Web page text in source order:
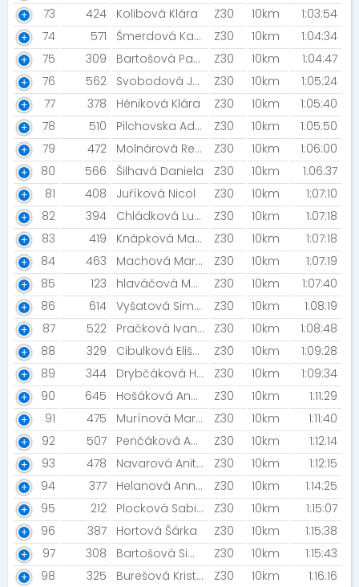
73
424 Kolibová Klára Z30 10km
1:03:54
74
571 Šmerdová Kateřina Z30 10km
1:04:34
75
309 Bartošová Pavlína Z30 10km
1:04:47
76
562 Svobodová Jana Z30 10km
1:05:24
77
378 Héniková Klára Z30 10km
1:05:40
78
510 Pilchovska Adela Z30 10km
1:05:50
79
472 Molnárová Rebeka Z30 10km
1:06:00
80
566 Šilhavá Daniela Z30 10km
1:06:37
81
408 Juříková Nicol Z30 10km
1:07:10
82
394 Chládková Lucie Z30 10km
1:07:18
83
419 Knápková Marie Z30 10km
1:07:18
84
463 Machová Markéta Z30 10km
1:07:19
85
123 hlaváčová Marcela [žvíci] Z30 10km
1:07:40
86
614 Vyšatová Simona Z30 10km
1:08:19
87
522 Pračková Ivana Z30 10km
1:08:48
88
329 Cibulková Eliška Marie Z30 10km
1:09:28
89
344 Drybčáková Hana Z30 10km
1:09:34
90
645 Hošáková Aneta Z30 10km
1:11:29
91
475 Murínová Markéta Z30 10km
1:11:40
92
507 Penčáková Aneta [MIZUNO TEAM] Z30 10km
1:12:14
93
478 Navarová Anita [MIZUNO TEAM] Z30 10km
1:12:15
94
377 Helanová Anna [ZFP] Z30 10km
1:14:25
95
212 Plocková Sabina Z30 10km
1:15:07
96
387 Hortová Šárka Z30 10km
1:15:38
97
308 Bartošová Simona Z30 10km
1:15:43
98
325 Burešová Kristýna Z30 10km 1:16:16